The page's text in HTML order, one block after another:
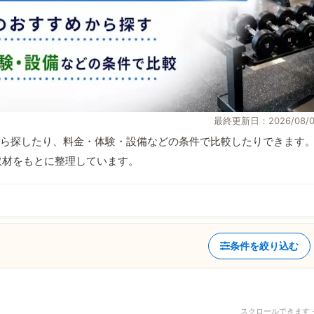
最終更新日：2026/08/
探したり、料金・体験・設備などの条件で比較したりできます
をもとに整理しています。
条件を絞り込む
スクロールできま